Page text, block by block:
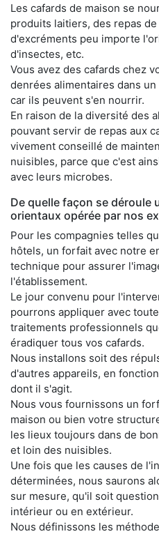
Les cafards de maison se
produits laitiers, des repas
d'excréments peu importe
d'insectes, etc.
Vous avez des cafards chez
denrées alimentaires dans
car ils peuvent s'en nourrir.
En raison de la diversité des
pouvant servir de repas aux
vivement conseillé de
nuisibles, parce que c'est
avec leurs microbes.
De quelle façon se déroule
orientaux opérée par nos
Pour les compagnies telles
hôtels, un forfait avec notre
technique pour assurer
l'établissement.
Le jour convenu pour
pourrons appliquer avec
traitements professionnels
éradiquer tous vos cafards.
Nous installons soit des
d'autres appareils, en
dont il s'agit.
Nous vous fournissons un
maison ou bien votre
les lieux toujours dans de
et loin des nuisibles.
Une fois que les causes de
déterminées, nous saurons
sur mesure, qu'il soit
intérieur ou en extérieur.
Nous définissons les